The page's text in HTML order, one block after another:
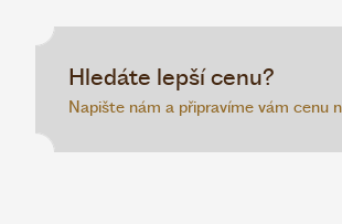
Hledáte lepší cenu?
Napište nám a připravíme vám cenu